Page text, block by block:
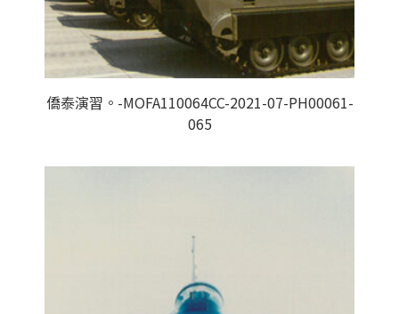
僑泰演習。-MOFA110064CC-2021-07-PH00061-
065